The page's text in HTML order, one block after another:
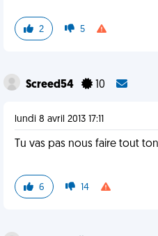
2 5
Screed54 10
lundi 8 avril 2013 17:11
Tu vas pas nous faire tout
6 14